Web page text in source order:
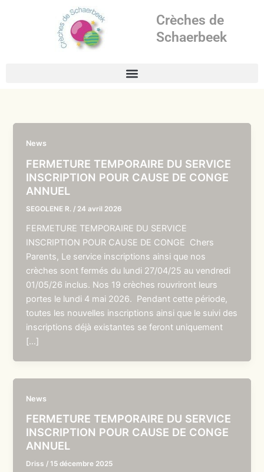
Crèches de
Schaerbeek
News
FERMETURE TEMPORAIRE DU SERVICE
INSCRIPTION POUR CAUSE DE CONGE
ANNUEL
SEGOLENE R. / 24 avril 2026
FERMETURE TEMPORAIRE DU SERVICE
INSCRIPTION POUR CAUSE DE CONGE Chers
Parents, Le service inscriptions ainsi que nos
crèches sont fermés du lundi 27/04/25 au vendredi
01/05/26 inclus. Nos 19 crèches rouvriront leurs
portes le lundi 4 mai 2026. Pendant cette période,
toutes les nouvelles inscriptions ainsi que le suivi des
inscriptions déjà existantes se feront uniquement
[…]
News
FERMETURE TEMPORAIRE DU SERVICE
INSCRIPTION POUR CAUSE DE CONGE
ANNUEL
Driss /15 décembre 2025